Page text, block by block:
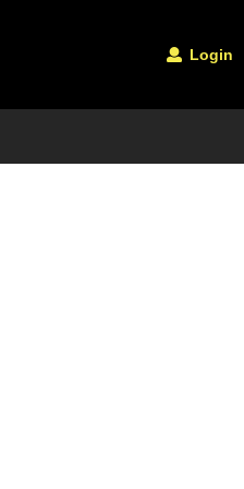
Login